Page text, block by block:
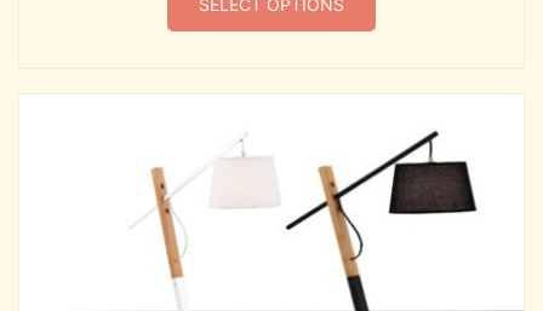
SELECT OPTIONS